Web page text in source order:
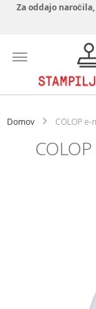
Za oddajo
Domov COLOP